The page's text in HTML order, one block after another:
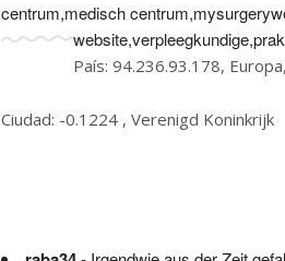
centrum,medisch
País: 94.236.93.178,
Ciudad: -0.1224 , Verenigd Koninkrijk